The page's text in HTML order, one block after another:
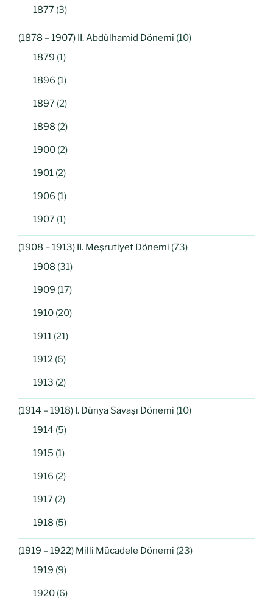
1877 (3)
(1878 – 1907) II. Abdülhamid Dönemi (10)
1879 (1)
1896 (1)
1897 (2)
1898 (2)
1900 (2)
1901 (2)
1906 (1)
1907 (1)
(1908 – 1913) II. Meşrutiyet Dönemi (73)
1908 (31)
1909 (17)
1910 (20)
1911 (21)
1912 (6)
1913 (2)
(1914 – 1918) I. Dünya Savaşı Dönemi (10)
1914 (5)
1915 (1)
1916 (2)
1917 (2)
1918 (5)
(1919 – 1922) Milli Mücadele Dönemi (23)
1919 (9)
1920 (6)